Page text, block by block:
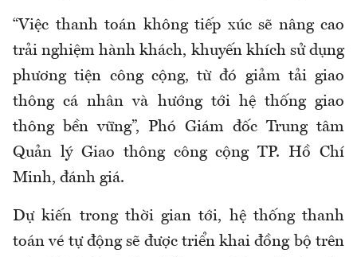
“Việc thanh toán không tiếp xúc sẽ nâng cao
trải nghiệm hành khách, khuyến khích sử dụng
phương tiện công cộng, từ đó giảm tải giao
thông cá nhân và hướng tới hệ thống giao
thông bền vững”, Phó Giám đốc Trung tâm
Quản lý Giao thông công cộng TP. Hồ Chí
Minh, đánh giá.
Dự kiến trong thời gian tới, hệ thống thanh
toán vé tự động sẽ được triển khai đồng bộ trên